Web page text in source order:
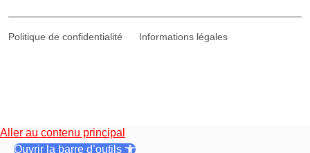
Politique de confidentialité Informations légales
Aller au contenu principal
Ouvrir la barre d’outils